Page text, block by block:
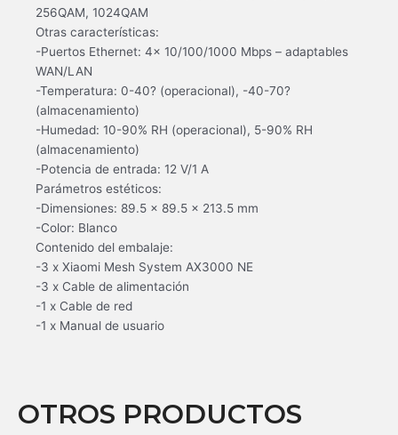
256QAM, 1024QAM
Otras características:
-Puertos Ethernet: 4x 10/100/1000 Mbps – adaptables
WAN/LAN
-Temperatura: 0-40? (operacional), -40-70?
(almacenamiento)
-Humedad: 10-90% RH (operacional), 5-90% RH
(almacenamiento)
-Potencia de entrada: 12 V/1 A
Parámetros estéticos:
-Dimensiones: 89.5 x 89.5 x 213.5 mm
-Color: Blanco
Contenido del embalaje:
-3 x Xiaomi Mesh System AX3000 NE
-3 x Cable de alimentación
-1 x Cable de red
-1 x Manual de usuario
OTROS PRODUCTOS